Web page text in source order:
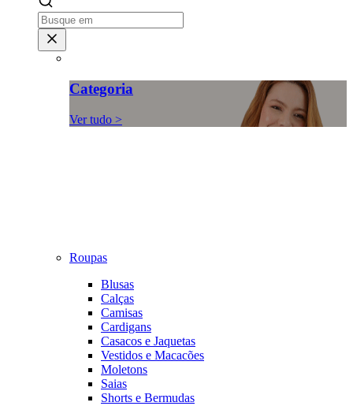
Categoria
Ver tudo >
Roupas
Blusas
Calças
Camisas
Cardigans
Casacos e Jaquetas
Vestidos e Macacões
Moletons
Saias
Shorts e Bermudas